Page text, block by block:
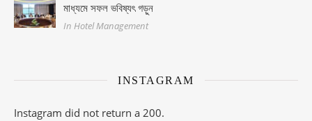
মাধ্যমে সফল ভবিষ্যৎ গড়ুন
In Hotel Management
INSTAGRAM
Instagram did not return a 200.